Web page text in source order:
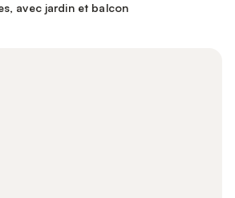
avec jardin et balcon